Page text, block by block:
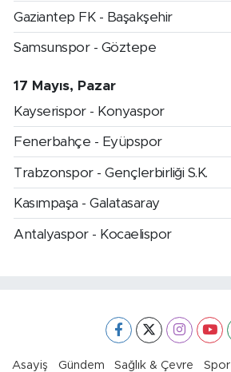
Gaziantep FK - Başakşehir
Samsunspor - Göztepe
17 Mayıs, Pazar
Kayserispor - Konyaspor
Fenerbahçe - Eyüpspor
Trabzonspor - Gençlerbirliği S.K.
Kasımpaşa - Galatasaray
Antalyaspor - Kocaelispor
Asayiş Gündem Sağlık & Çevre Spor